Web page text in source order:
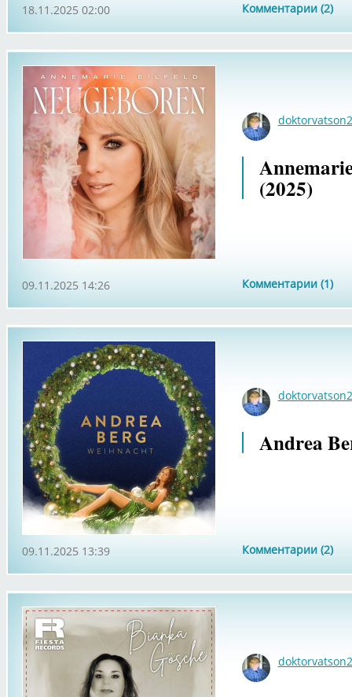
Комментарии (2)
18.11.2025 02:00
(2025)
Комментарии (1)
09.11.2025 14:26
Andrea
Комментарии (2)
09.11.2025 13:39